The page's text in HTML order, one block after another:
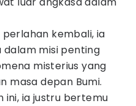
kembali, ia
misi penting
misterius yang
masa depan Bumi.
ini, ia justru bertemu